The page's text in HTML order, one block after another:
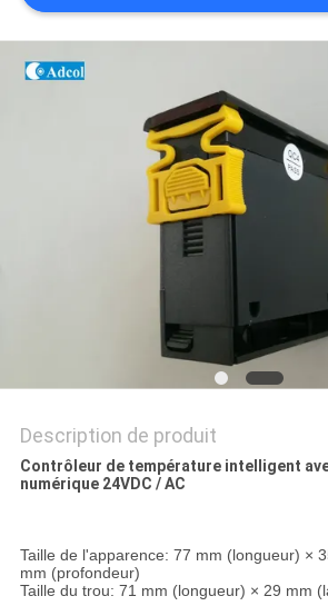
CAS
Description de produit
Contrôleur de température intelligent
numérique 24VDC / AC
Taille de l'apparence: 77 mm (longueur) ×
mm (profondeur)
Taille du trou: 71 mm (longueur) × 29 mm